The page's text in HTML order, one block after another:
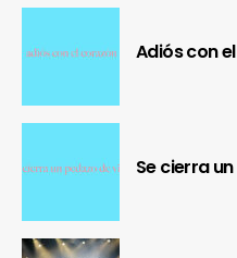
Adiós con
Se cierra